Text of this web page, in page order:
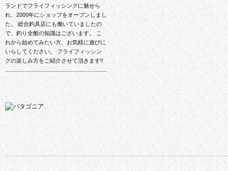
ランドでフライフィッシングに魅せら
れ、2000年にショップをオープンしまし
た。 総合釣具店にも働いていましたの
で、釣り全般の知識はございます。 こ
れから始めてみたい方、お気軽に遊びに
いらしてください。 フライフィッシン
グの楽しみ方をご紹介させて頂きます!!